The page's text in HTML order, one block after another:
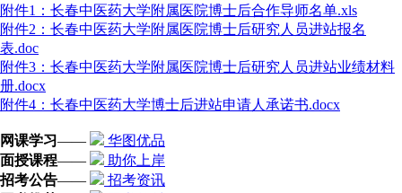
附件1：长春中医药大学附属医院博士后合作导师名单.xls
附件2：长春中医药大学附属医院博士后研究人员进站报名
表.doc
附件3：长春中医药大学附属医院博士后研究人员进站业绩材料
册.docx
附件4：长春中医药大学博士后进站申请人承诺书.docx
网课学习——
华图优品
面授课程——
助你上岸
招考公告——
招考资讯